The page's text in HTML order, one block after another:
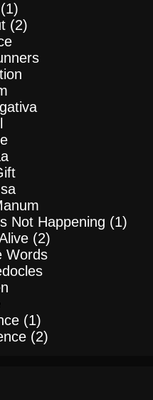
(2)
Happening (1)
(2)
(1)
(2)